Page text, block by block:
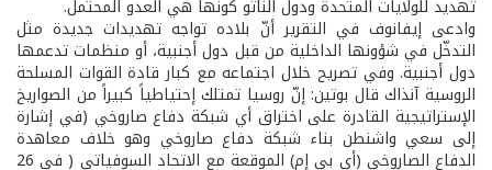
تهديد للولايات المتحدة ودول الناتو كونها هي العدو المحتمل.
وادعى إيفانوف في التقرير أنّ بلاده تواجه تهديدات جديدة مثل
التدخّل في شؤونها الداخلية من قبل دول أجنبية، أو منظمات تدعمها
دول أجنبية. وفي تصريح خلال اجتماعه مع كبار قادة القوات المسلحة
الروسية آنذاك قال بوتين: إنّ روسيا تمتلك إحتياطياً كبيراً من الصواريخ
الإستراتيجية القادرة على اختراق أي شبكة دفاع صاروخي (في إشارة
إلى سعي واشنطن بناء شبكة دفاع صاروخي وهو خلاف معاهدة
الدفاع الصاروخي (أي بي إم) الموقعة مع الاتحاد السوفياتي ( في 26